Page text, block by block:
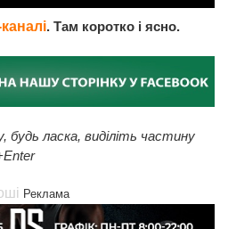
. Там коротко і ясно.
ласка, виділіть частину
Реклама